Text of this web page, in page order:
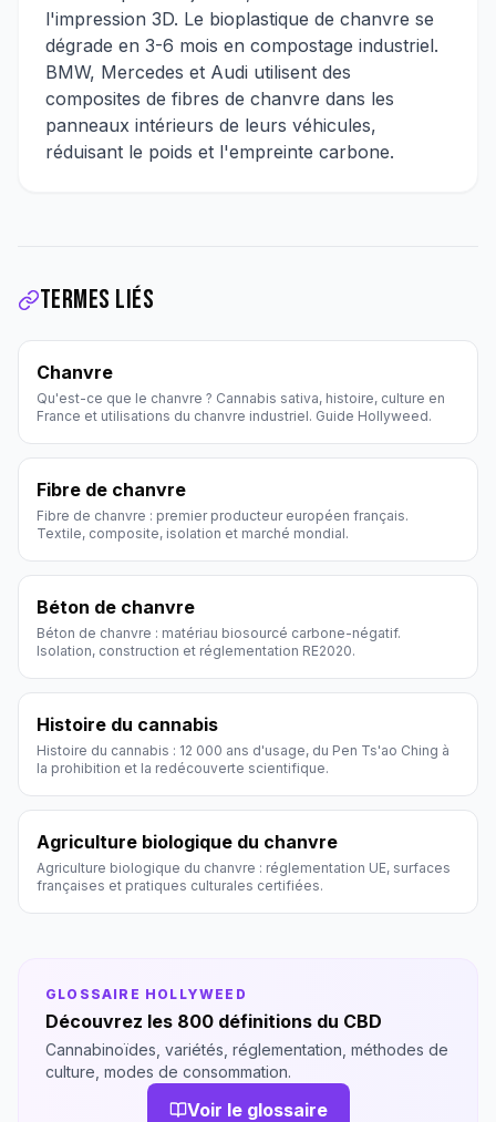
l'impression 3D. Le bioplastique de chanvre se
dégrade en 3-6 mois en compostage industriel.
BMW, Mercedes et Audi utilisent des
composites de fibres de chanvre dans les
panneaux intérieurs de leurs véhicules,
réduisant le poids et l'empreinte carbone.
Termes liés
Chanvre
Qu'est-ce que le chanvre ? Cannabis sativa, histoire, culture en
France et utilisations du chanvre industriel. Guide Hollyweed.
Fibre de chanvre
Fibre de chanvre : premier producteur européen français.
Textile, composite, isolation et marché mondial.
Béton de chanvre
Béton de chanvre : matériau biosourcé carbone-négatif.
Isolation, construction et réglementation RE2020.
Histoire du cannabis
Histoire du cannabis : 12 000 ans d'usage, du Pen Ts'ao Ching à
la prohibition et la redécouverte scientifique.
Agriculture biologique du chanvre
Agriculture biologique du chanvre : réglementation UE, surfaces
françaises et pratiques culturales certifiées.
GLOSSAIRE HOLLYWEED
Découvrez les 800 définitions du CBD
Cannabinoïdes, variétés, réglementation, méthodes de
culture, modes de consommation.
Voir le glossaire